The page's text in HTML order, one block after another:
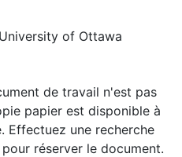
of Ottawa
de travail n'est pas
papier est disponible à
Effectuez une recherche
réserver le document.